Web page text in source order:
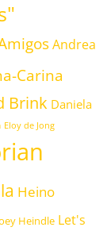
Andrea
Carina
Brink Daniela
Eloy de Jong
Heino
Heindle Let's